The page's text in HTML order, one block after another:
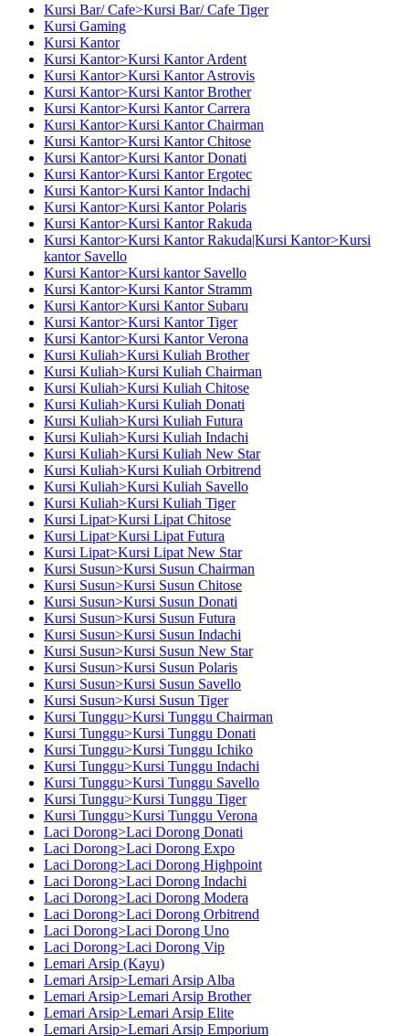
Kursi Bar/ Cafe>Kursi Bar/ Cafe Tiger
Kursi Gaming
Kursi Kantor
Kursi Kantor>Kursi Kantor Ardent
Kursi Kantor>Kursi Kantor Astrovis
Kursi Kantor>Kursi Kantor Brother
Kursi Kantor>Kursi Kantor Carrera
Kursi Kantor>Kursi Kantor Chairman
Kursi Kantor>Kursi Kantor Chitose
Kursi Kantor>Kursi Kantor Donati
Kursi Kantor>Kursi Kantor Ergotec
Kursi Kantor>Kursi Kantor Indachi
Kursi Kantor>Kursi Kantor Polaris
Kursi Kantor>Kursi Kantor Rakuda
Kursi Kantor>Kursi Kantor Rakuda|Kursi Kantor>Kursi
kantor Savello
Kursi Kantor>Kursi kantor Savello
Kursi Kantor>Kursi Kantor Stramm
Kursi Kantor>Kursi Kantor Subaru
Kursi Kantor>Kursi Kantor Tiger
Kursi Kantor>Kursi Kantor Verona
Kursi Kuliah>Kursi Kuliah Brother
Kursi Kuliah>Kursi Kuliah Chairman
Kursi Kuliah>Kursi Kuliah Chitose
Kursi Kuliah>Kursi Kuliah Donati
Kursi Kuliah>Kursi Kuliah Futura
Kursi Kuliah>Kursi Kuliah Indachi
Kursi Kuliah>Kursi Kuliah New Star
Kursi Kuliah>Kursi Kuliah Orbitrend
Kursi Kuliah>Kursi Kuliah Savello
Kursi Kuliah>Kursi Kuliah Tiger
Kursi Lipat>Kursi Lipat Chitose
Kursi Lipat>Kursi Lipat Futura
Kursi Lipat>Kursi Lipat New Star
Kursi Susun>Kursi Susun Chairman
Kursi Susun>Kursi Susun Chitose
Kursi Susun>Kursi Susun Donati
Kursi Susun>Kursi Susun Futura
Kursi Susun>Kursi Susun Indachi
Kursi Susun>Kursi Susun New Star
Kursi Susun>Kursi Susun Polaris
Kursi Susun>Kursi Susun Savello
Kursi Susun>Kursi Susun Tiger
Kursi Tunggu>Kursi Tunggu Chairman
Kursi Tunggu>Kursi Tunggu Donati
Kursi Tunggu>Kursi Tunggu Ichiko
Kursi Tunggu>Kursi Tunggu Indachi
Kursi Tunggu>Kursi Tunggu Savello
Kursi Tunggu>Kursi Tunggu Tiger
Kursi Tunggu>Kursi Tunggu Verona
Laci Dorong>Laci Dorong Donati
Laci Dorong>Laci Dorong Expo
Laci Dorong>Laci Dorong Highpoint
Laci Dorong>Laci Dorong Indachi
Laci Dorong>Laci Dorong Modera
Laci Dorong>Laci Dorong Orbitrend
Laci Dorong>Laci Dorong Uno
Laci Dorong>Laci Dorong Vip
Lemari Arsip (Kayu)
Lemari Arsip>Lemari Arsip Alba
Lemari Arsip>Lemari Arsip Brother
Lemari Arsip>Lemari Arsip Elite
Lemari Arsip>Lemari Arsip Emporium